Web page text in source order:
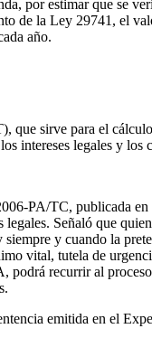
por estimar que se
de la Ley 29741, el
año.
que sirve para el
intereses legales y los
PA/TC, publicada
legales. Señaló que
y cuando la
vital, tutela de
podrá recurrir al
emitida en el